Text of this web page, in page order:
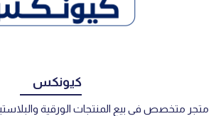
كيونكس
متجر متخصص في بيع المنتجات الورقية